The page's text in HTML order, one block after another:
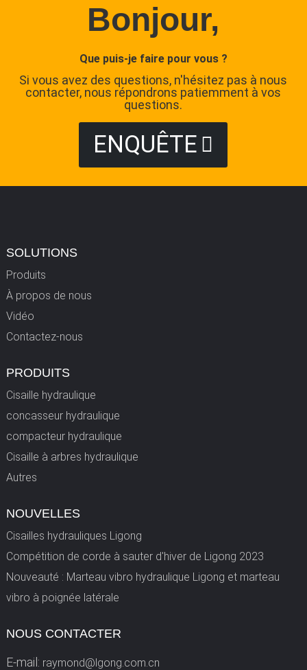
Bonjour,
Que puis-je faire pour vous ?
Si vous avez des questions, n'hésitez pas à nous
contacter, nous répondrons patiemment à vos
questions.
ENQUÊTE
SOLUTIONS
Produits
À propos de nous
Vidéo
Contactez-nous
PRODUITS
Cisaille hydraulique
concasseur hydraulique
compacteur hydraulique
Cisaille à arbres hydraulique
Autres
NOUVELLES
Cisailles hydrauliques Ligong
Compétition de corde à sauter d'hiver de Ligong 2023
Nouveauté : Marteau vibro hydraulique Ligong et marteau
vibro à poignée latérale
NOUS CONTACTER
E-mail: raymond@lgong.com.cn